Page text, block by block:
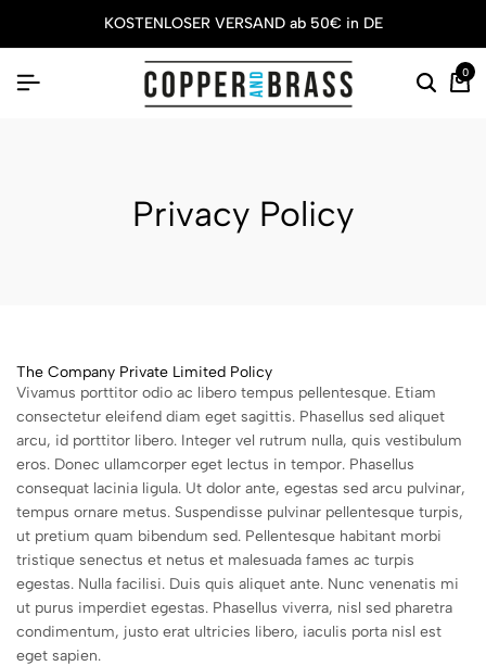
KOSTENLOSER VERSAND ab 50€ in DE
0
Privacy Policy
The Company Private Limited Policy
Vivamus porttitor odio ac libero tempus pellentesque. Etiam
consectetur eleifend diam eget sagittis. Phasellus sed aliquet
arcu, id porttitor libero. Integer vel rutrum nulla, quis vestibulum
eros. Donec ullamcorper eget lectus in tempor. Phasellus
consequat lacinia ligula. Ut dolor ante, egestas sed arcu pulvinar,
tempus ornare metus. Suspendisse pulvinar pellentesque turpis,
ut pretium quam bibendum sed. Pellentesque habitant morbi
tristique senectus et netus et malesuada fames ac turpis
egestas. Nulla facilisi. Duis quis aliquet ante. Nunc venenatis mi
ut purus imperdiet egestas. Phasellus viverra, nisl sed pharetra
condimentum, justo erat ultricies libero, iaculis porta nisl est
eget sapien.